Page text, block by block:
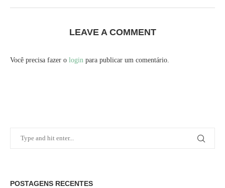
LEAVE A COMMENT
Você precisa fazer o login para publicar um comentário.
POSTAGENS RECENTES